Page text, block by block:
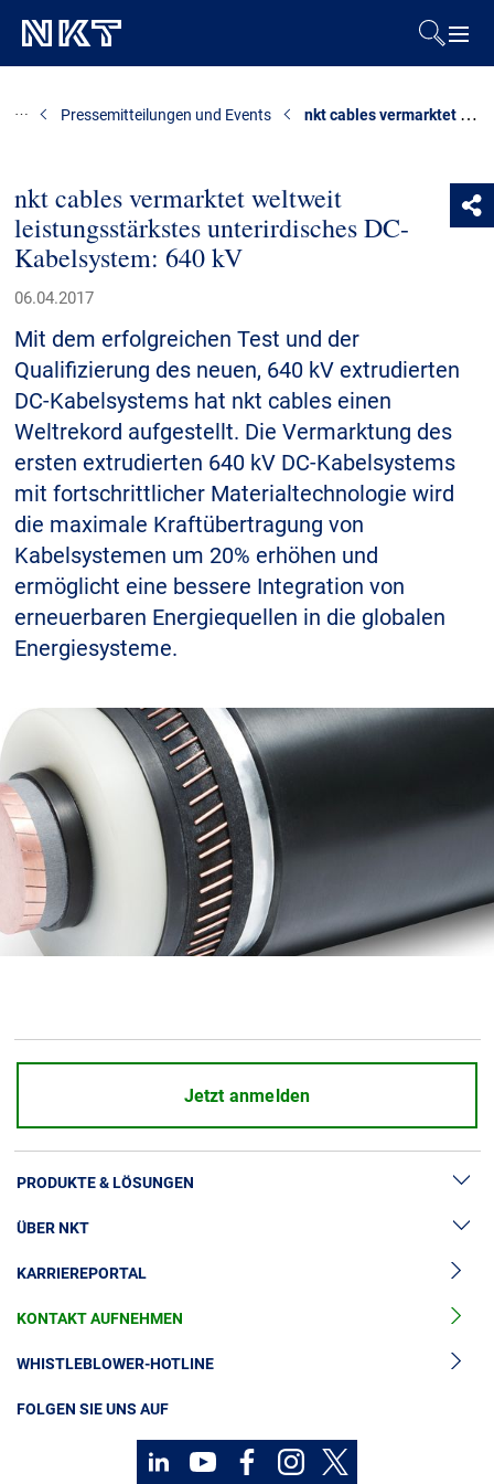
Downloads
Presse & Events
Über uns
Nachhaltigkeit
Kontakt
Investoren
nkt cables vermarktet weltweit
leistungsstärkstes unterirdisches DC-
Kabelsystem: 640 kV
06.04.2017
Mit dem erfolgreichen Test und der
Qualifizierung des neuen, 640 kV extrudierten
DC-Kabelsystems hat nkt cables einen
Weltrekord aufgestellt. Die Vermarktung des
ersten extrudierten 640 kV DC-Kabelsystems
mit fortschrittlicher Materialtechnologie wird
die maximale Kraftübertragung von
Kabelsystemen um 20% erhöhen und
ermöglicht eine bessere Integration von
erneuerbaren Energiequellen in die globalen
Energiesysteme.
Pressemitteilungen und Events nkt cables vermarktet weltweit leistungsstärkstes unterirdisches DC-Kabelsystem: 640 kV
Jetzt anmelden
PRODUKTE & LÖSUNGEN
Hochspannung
Kabelgarnituren
Mittelspannungskabel
Niederspannungskabel
ÜBER NKT
News & Presse
Unsere Geschichte
Investoren
Nachhaltigkeit
KARRIEREPORTAL
KONTAKT AUFNEHMEN
WHISTLEBLOWER-HOTLINE
FOLGEN SIE UNS AUF